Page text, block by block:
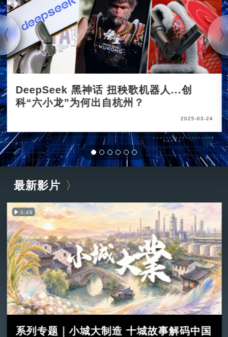
DeepSeek 黑神话 扭秧歌机器人...创
科“六小龙”为何出自杭州？
2025-03-24
最新影片
3:49
系列专题｜小城大制造 十城故事解码中国